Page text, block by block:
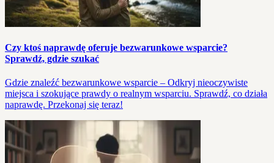
Czy ktoś naprawdę oferuje bezwarunkowe wsparcie?
Sprawdź, gdzie szukać
Gdzie znaleźć bezwarunkowe wsparcie – Odkryj nieoczywiste
miejsca i szokujące prawdy o realnym wsparciu. Sprawdź, co działa
naprawdę. Przekonaj się teraz!